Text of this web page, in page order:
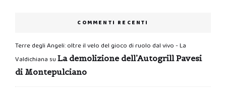
COMMENTI RECENTI
Terre degli Angeli: oltre il velo del gioco di ruolo dal vivo - La
Valdichiana su La demolizione dell’Autogrill Pavesi
di Montepulciano